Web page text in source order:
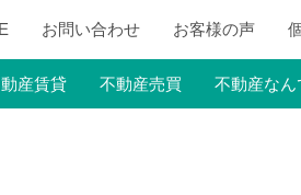
お問い合わせ お客様の声
産賃貸 不動産売買 不動産なん